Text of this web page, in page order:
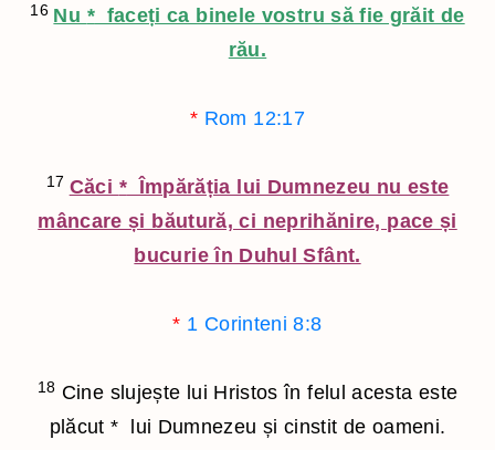
16 Nu *faceți ca binele vostru să fie grăit de
rău.
* Rom 12:17
17 Căci *Împărăția lui Dumnezeu nu este
mâncare și băutură, ci neprihănire, pace și
bucurie în Duhul Sfânt.
* 1 Corinteni 8:8
18 Cine slujește lui Hristos în felul acesta este
plăcut* lui Dumnezeu și cinstit de oameni.